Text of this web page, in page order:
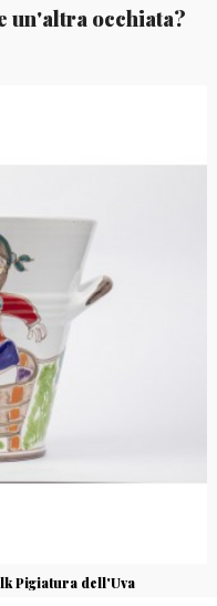
un'altra occhiata?
Pigiatura dell'Uva